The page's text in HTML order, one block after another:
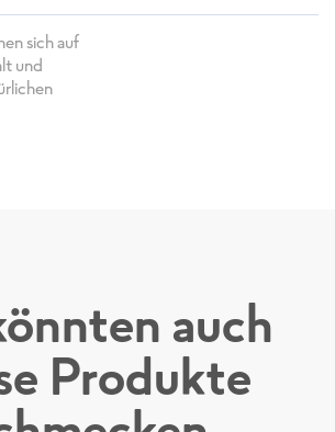
sich auf
und
auch
Produkte